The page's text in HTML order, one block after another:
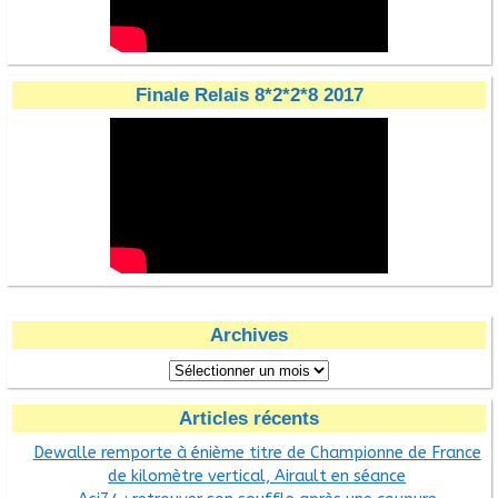
Finale Relais 8*2*2*8 2017
Archives
Articles récents
Dewalle remporte à énième titre de Championne de France
de kilomètre vertical, Airault en séance